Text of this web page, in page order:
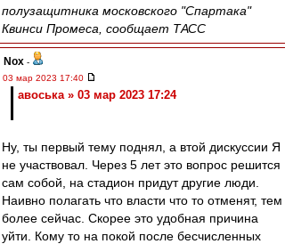
полузащитника московского "Спартака"
Квинси Промеса, сообщает ТАСС
Nox -
03 мар 2023 17:40
авоська » 03 мар 2023 17:24
Ну, ты первый тему поднял, а втой дискуссии Я
не участвовал. Через 5 лет это вопрос решится
сам собой, на стадион придут другие люди.
Наивно полагать что власти что то отменят, тем
более сейчас. Скорее это удобная причина
уйти. Кому то на покой после бесчисленных